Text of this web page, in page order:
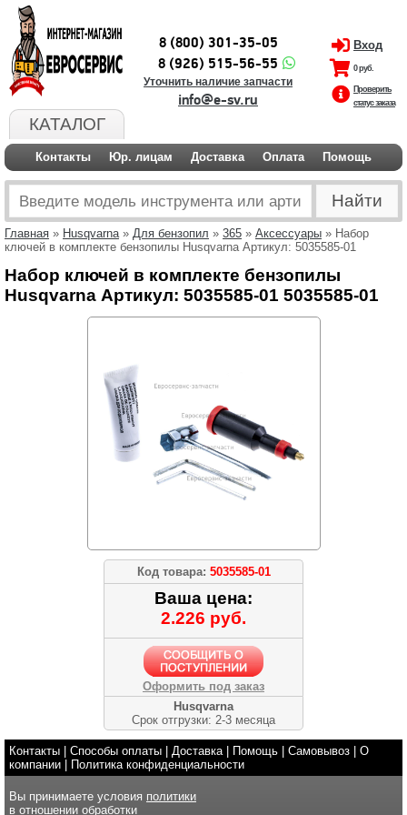
КАТАЛОГ
8 (800) 301-35-05
8 (926) 515-56-55
Уточнить наличие запчасти
info@e-sv.ru
Вход
0 руб.
Проверить
статус заказа
Контакты Юр. лицам Доставка Оплата Помощь
Главная » Husqvarna» Для бензопил » 365 » Аксессуары » Набор
ключей в комплекте бензопилы Husqvarna Артикул: 5035585-01
Набор ключей в комплекте бензопилы
Husqvarna Артикул: 5035585-01 5035585-01
Код товара: 5035585-01
Ваша цена:
2.226 руб.
Оформить под заказ
Husqvarna
Срок отгрузки: 2-3 месяца
Контакты Способы оплаты Доставка| Помощь Самовывоз
О
компании
Политика конфиденциальности
Вы принимаете условия политики
в отношении обработки